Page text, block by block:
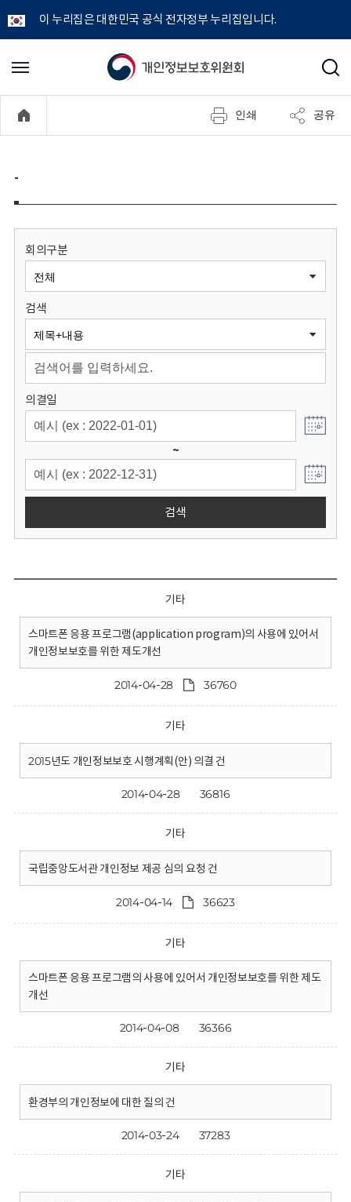
이 누리집은 대한민국 공식 전자정부 누리집입니다.
개
정
보
원
회
메
기
검
인쇄 공유
-
회의구분
검색
의결일
~
검색
기타
스마트폰 응용 프로그램(application program)의 사용에 있어서
개인정보보호를 위한 제도개선
2014-04-28 36760
기타
2015년도 개인정보보호 시행계획(안) 의결 건
2014-04-28 36816
기타
국립중앙도서관 개인정보 제공 심의 요청 건
2014-04-14 36623
기타
스마트폰 응용 프로그램의 사용에 있어서 개인정보보호를 위한 제도
개선
2014-04-08 36366
기타
환경부의 개인정보에 대한 질의 건
2014-03-24 37283
기타